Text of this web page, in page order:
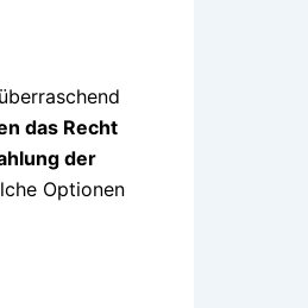
das Recht
der
Optionen